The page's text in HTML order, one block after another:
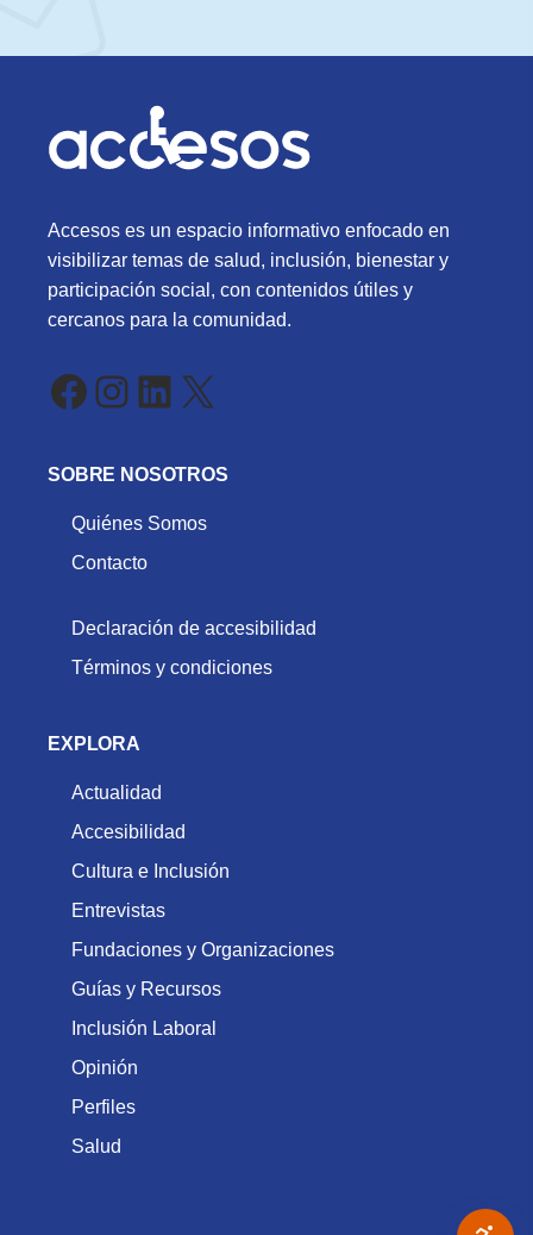
Accesos es un espacio informativo enfocado en
visibilizar temas de salud, inclusión, bienestar y
participación social, con contenidos útiles y
cercanos para la comunidad.
Facebook
Instagram
LinkedIn
X
SOBRE NOSOTROS
Quiénes Somos
Contacto
Declaración de accesibilidad
Términos y condiciones
EXPLORA
Actualidad
Accesibilidad
Cultura e Inclusión
Entrevistas
Fundaciones y Organizaciones
Guías y Recursos
Inclusión Laboral
Opinión
Perfiles
Salud